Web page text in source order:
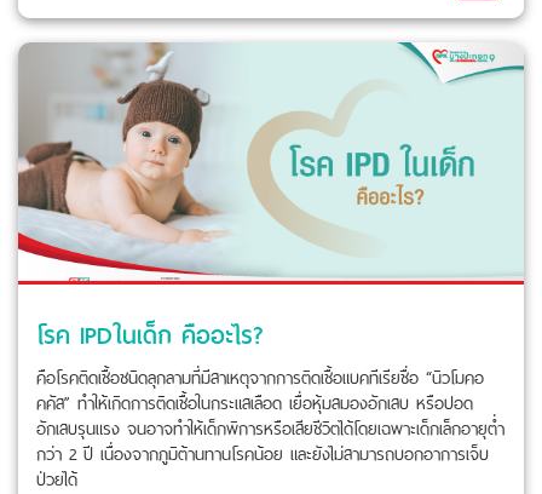
โรค IPDในเด็ก คืออะไร?
คือโรคติดเชื้อชนิดลุกลามที่มีสาเหตุจากการติดเชื้อแบคทีเรียชื่อ “นิวโมคอ
คคัส” ทำให้เกิดการติดเชื้อในกระแสเลือด เยื่อหุ้มสมองอักเสบ หรือปอด
อักเสบรุนแรง จนอาจทำให้เด็กพิการหรือเสียชีวิตได้โดยเฉพาะเด็กเล็กอายุต่ำ
กว่า 2 ปี เนื่องจากภูมิต้านทานโรคน้อย และยังไม่สามารถบอกอาการเจ็บ
ป่วยได้